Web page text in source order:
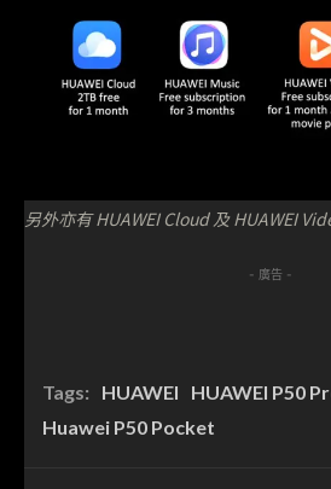
另外亦有 HUAWEI Cloud 及 HUAWEI
- 廣告 -
Tags: HUAWEI
HUAWEI P50
Huawei P50 Pocket